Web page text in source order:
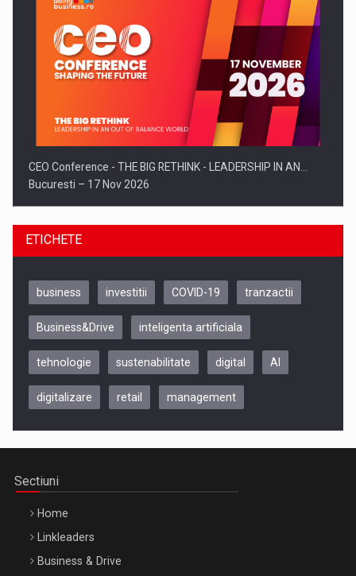
CEO Conference - THE BIG RETHINK - LEADERSHIP IN AN…
Bucuresti – 17 Nov 2026
Be Inspired. Make it Happen!, CLUJ, 9 Decembrie
ETICHETE
business investitii COVID-19 tranzactii
Business&Drive inteligenta artificiala
tehnologie sustenabilitate digital AI
digitalizare retail management
Sectiuni
Home
Linkleaders
Business & Drive